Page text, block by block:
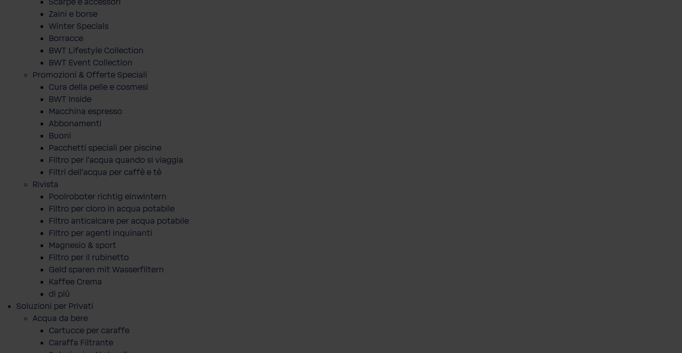
Scarpe e accessori
Zaini e borse
Winter Specials
Borracce
BWT Lifestyle Collection
BWT Event Collection
Promozioni & Offerte Speciali
Cura della pelle e cosmesi
BWT Inside
Macchina espresso
Abbonamenti
Buoni
Pacchetti speciali per piscine
Filtro per l'acqua quando si viaggia
Filtri dell'acqua per caffè e tè
Rivista
Poolroboter richtig einwintern
Filtro per cloro in acqua potabile
Filtro anticalcare per acqua potabile
Filtro per agenti inquinanti
Magnesio & sport
Filtro per il rubinetto
Geld sparen mit Wasserfiltern
Kaffee Crema
di più
Soluzioni per Privati
Acqua da bere
Cartucce per caraffe
Caraffa Filtrante